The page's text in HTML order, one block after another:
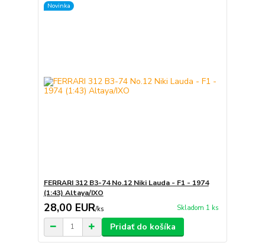
Novinka
FERRARI 312 B3-74 No.12 Niki Lauda - F1 - 1974
(1:43) Altaya/IXO
28,00 EUR/ks Skladom 1 ks
Pridať do košíka